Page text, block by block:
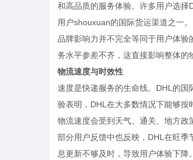
和高品质的服务体验。许多用户选
用户shouxuan的国际货运渠道之一。
品牌影响力并不完全等同于用户体
务水平参差不齐，这直接影响整体的
物流速度与时效性
速度是快递服务的生命线。DHL的
验表明，DHL在大多数情况下能够按
物流速度会受到天气、通关、地方政
部分用户反馈中也反映，DHL在旺
息更新不够及时，导致用户体验下降。